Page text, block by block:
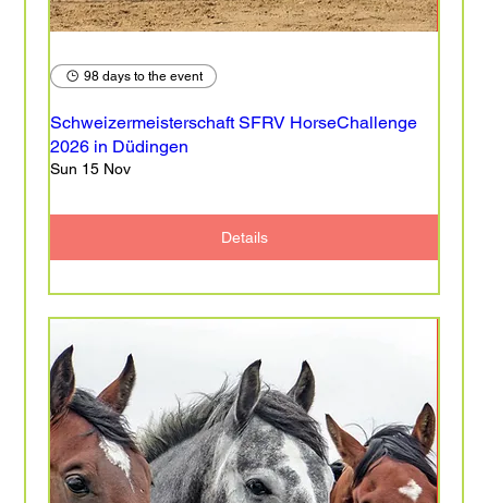
98 days to the event
Schweizermeisterschaft SFRV HorseChallenge
2026 in Düdingen
Sun 15 Nov
Details